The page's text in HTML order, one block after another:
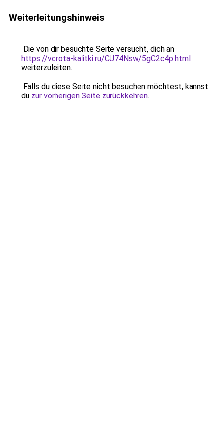
Weiterleitungshinweis
Die von dir besuchte Seite versucht, dich an
https://vorota-kalitki.ru/CU74Nsw/5gC2c4p.html
weiterzuleiten.
Falls du diese Seite nicht besuchen möchtest, kannst
du zur vorherigen Seite zurückkehren.